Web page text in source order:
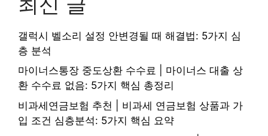
갤럭시 벨소리 설정 안변경될 때 해결법: 5가지 심
층 분석
마이너스통장 중도상환 수수료 | 마이너스 대출 상
환 수수료 없음: 5가지 핵심 총정리
비과세연금보험 추천 | 비과세 연금보험 상품과 가
입 조건 심층분석: 5가지 핵심 요약